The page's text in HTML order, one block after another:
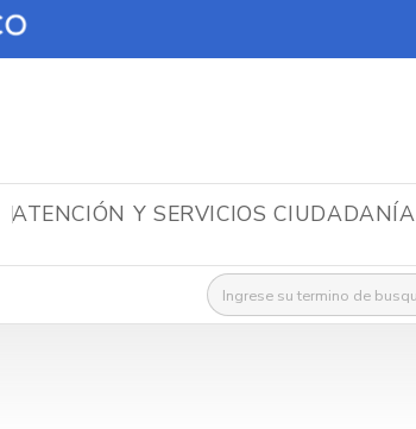
ATENCIÓN Y SERVICIOS CIUDADANÍA
Buscar: